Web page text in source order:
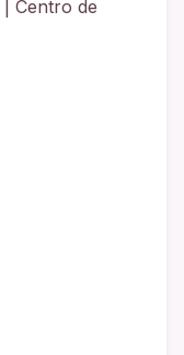
| Centro de